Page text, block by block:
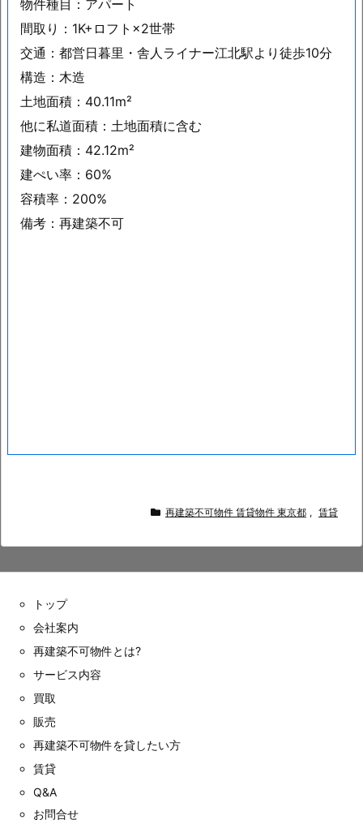
物件種目：アパート
間取り：1K+ロフト×2世帯
交通：都営日暮里・舎人ライナー江北駅より徒歩10分
構造：木造
土地面積：40.11m²
他に私道面積：土地面積に含む
建物面積：42.12m²
建ぺい率：60%
容積率：200%
備考：再建築不可
再建築不可物件 賃貸物件 東京都 , 賃貸
トップ
会社案内
再建築不可物件とは?
サービス内容
買取
販売
再建築不可物件を貸したい方
賃貸
Q&A
お問合せ